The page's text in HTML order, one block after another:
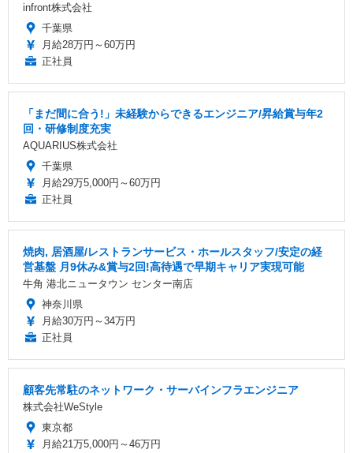
infront株式会社
千葉県
月給28万円～60万円
正社員
「まだ間に合う!」未経験からできるエンジニア/昇給賞与年2
回・研修制度充実
AQUARIUS株式会社
千葉県
月給29万5,000円～60万円
正社員
焼肉, 居酒屋/レストランサービス・ホールスタッフ/安定の経
営基盤 月9休み&賞与2回!高待遇で早期キャリア実現可能
牛角 港北ニュータウン センター南店
神奈川県
月給30万円～34万円
正社員
顧客先常駐のネットワーク・サーバインフラエンジニア
株式会社WeStyle
東京都
月給21万5,000円～46万円